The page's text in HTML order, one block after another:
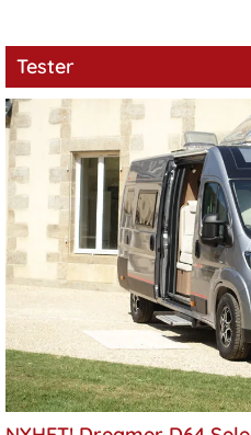
Tester